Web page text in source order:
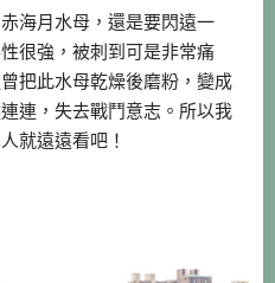
海月水母，還是要閃遠一
很強，被刺到可是非常痛
把此水母乾燥後磨粉，變成
連，失去戰鬥意志。所以我
就遠遠看吧！